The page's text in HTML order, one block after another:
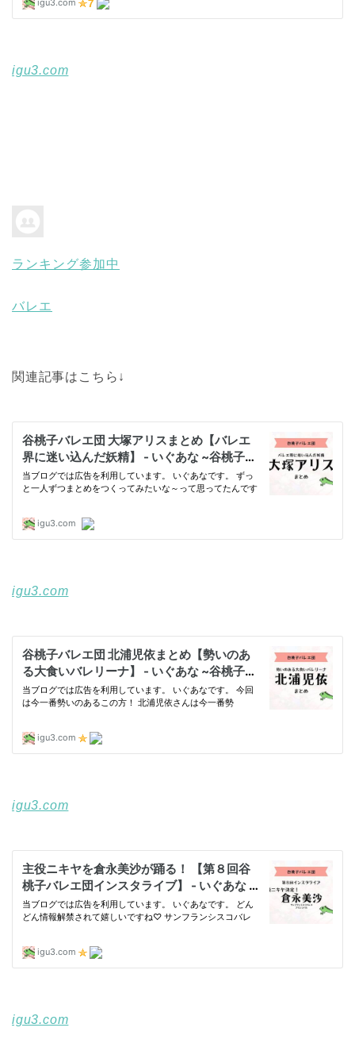
igu3.com
ランキング参加中
バレエ
関連記事はこちら↓
igu3.com
igu3.com
igu3.com